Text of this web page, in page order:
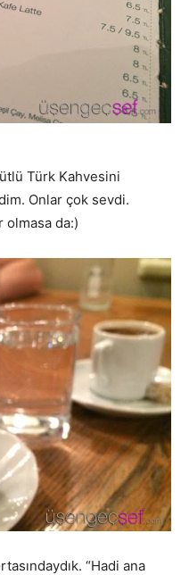
Türk Kahvesini
Onlar çok sevdi.
olmasa da:)
“Hadi ana